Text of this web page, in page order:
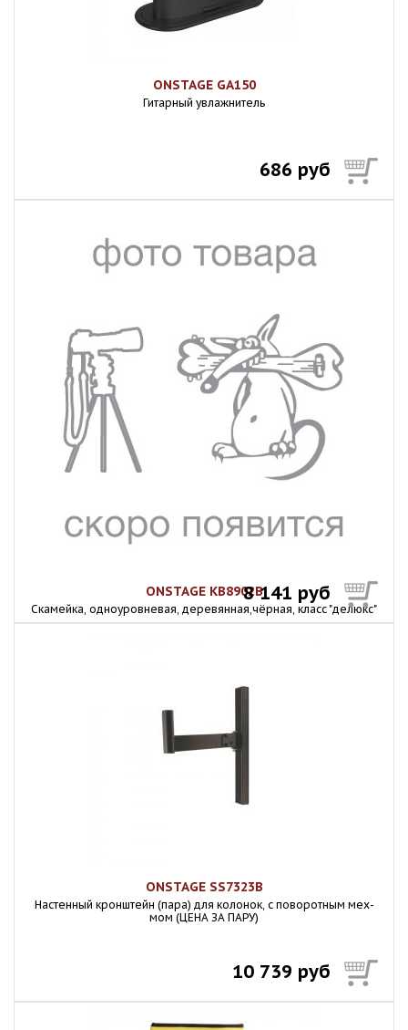
ONSTAGE GA150
Гитарный увлажнитель
686 руб
ONSTAGE KB8902B
Скамейка, одноуровневая, деревянная,чёрная, класс "делюкс"
8 141 руб
ONSTAGE SS7323B
Настенный кронштейн (пара) для колонок, с поворотным мех-
мом (ЦЕНА ЗА ПАРУ)
10 739 руб